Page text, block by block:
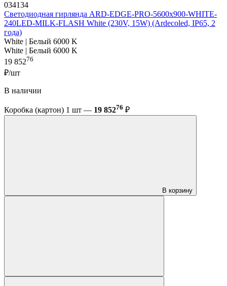
034134
Светодиодная гирлянда ARD-EDGE-PRO-5600x900-WHITE-
240LED-MILK-FLASH White (230V, 15W) (Ardecoled, IP65, 2
года)
White | Белый 6000 K
White | Белый 6000 K
19 85276
₽/шт
В наличии
Коробка (картон) 1 шт — 19 85276 ₽
В корзину